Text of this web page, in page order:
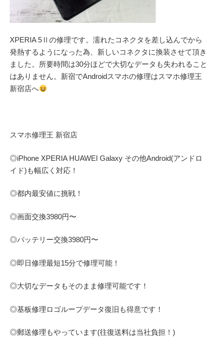
XPERIA 5Ⅱの修理です。濡れたコネクタを差し込んでから
発熱するようになった為、新しいコネクタに換装させて頂き
ました。所要時間は30分ほどで大切なデータも失われること
はありません。新宿でAndroidスマホの修理はスマホ修理王
新宿店へ
スマホ修理王 新宿店
◎iPhone XPERIA HUAWEI Galaxy その他Android(アンドロ
イド) も幅広く対応！
◎都内最安値に挑戦！
◎画面交換3980円〜
◎バッテリー交換3980円〜
◎即日修理最短15分で修理可能！
◎大切なデータもそのまま修理可能です！
◎基板修理ロゴループデータ復旧も得意です！
◎郵送修理もやっています(往復送料は当社負担！)